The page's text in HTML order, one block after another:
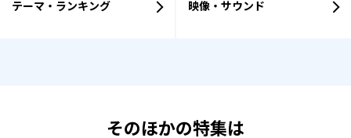
テーマ・ランキング 映像・サウンド
そのほかの特集は